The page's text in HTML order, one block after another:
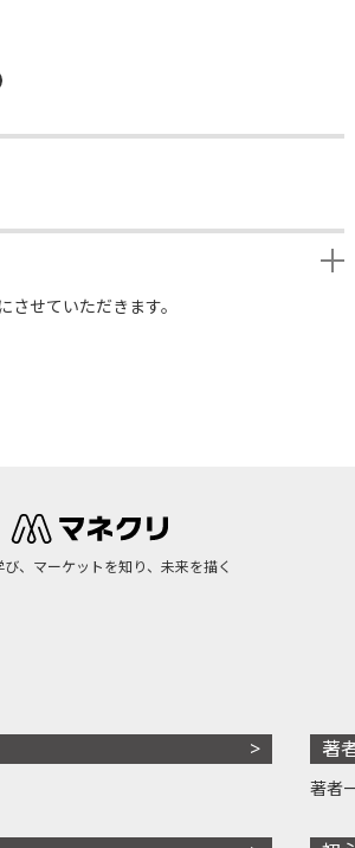
せていただきます。
び、マーケットを知り、未来を描く
著
著者